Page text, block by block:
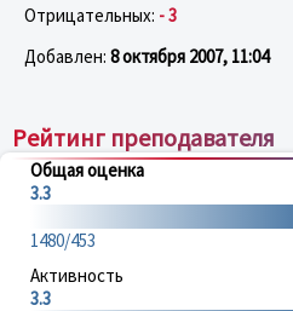
Отрицательных: - 3
Добавлен: 8 октября 2007, 11:04
Рейтинг преподавателя
Общая оценка
3.3
1480/453
Активность
3.3